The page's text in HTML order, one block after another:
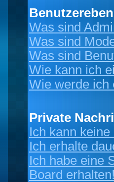
Was sind
Was sind
Was sind
Wie kann ich
Wie werde ich
Private
Ich kann
Ich erhalte
Ich habe eine
Board erhalten!